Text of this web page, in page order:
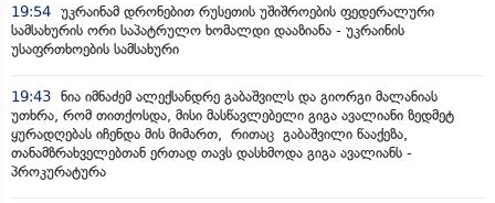
19:54 უკრაინამ დრონებით რუსეთის უშიშროების ფედერალური
სამსახურის ორი საპატრულო ხომალდი დააზიანა - უკრაინის
უსაფრთხოების სამსახური
19:43 ნია იმნაძემ ალექსანდრე გაბაშვილს და გიორგი მალანიას
უთხრა, რომ თითქოსდა, მისი მასწავლებელი გიგა ავალიანი ზედმეტ
ყურადღებას იჩენდა მის მიმართ, რითაც გაბაშვილი წააქეზა,
თანამზრახველებთან ერთად თავს დასხმოდა გიგა ავალიანს -
პროკურატურა